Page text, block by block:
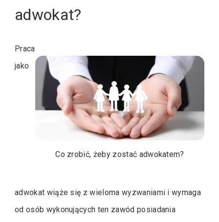
adwokat?
Co zrobić, żeby zostać adwokatem?
Praca
jako
adwokat wiąże się z wieloma wyzwaniami i wymaga
od osób wykonujących ten zawód posiadania